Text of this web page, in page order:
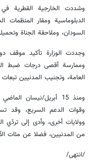
وشددت الخارجية القطرية
الدبلوماسية ومقار المنظمات
السودان، وملاحقة الجناة
وجددت الوزارة تأكيد موقف
وممارسة أقصى درجات ضبط
العامة، وتجنيب المدنيين تبعات
ومنذ 15 أبريل/نيسان
وقوات الدعم السريع، وقد
وولايات أخرى، وأدى إلى تردّي
من المدنيين، فضلا عن مئات
/انتهى/